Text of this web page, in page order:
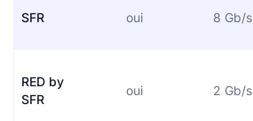
SFR oui 8 Gb/s
RED by
SFR
oui 2 Gb/s